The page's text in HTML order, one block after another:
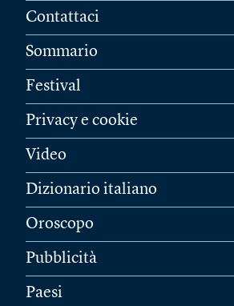
Contattaci
Sommario
Festival
Privacy e cookie
Video
Dizionario italiano
Oroscopo
Pubblicità
Paesi